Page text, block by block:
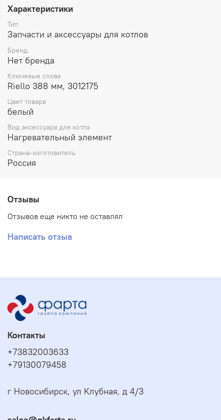
Характеристики
Тип
Запчасти и аксессуары для котлов
Бренд
Нет бренда
Ключевые слова
Riello 388 мм, 3012175
Цвет товара
белый
Вид аксессуара для котла
Нагревательный элемент
Страна-изготовитель
Россия
Отзывы
Отзывов еще никто не оставлял
Написать отзыв
Контакты
+73832003633
+79130079458
г Новосибирск, ул Клубная, д 4/3